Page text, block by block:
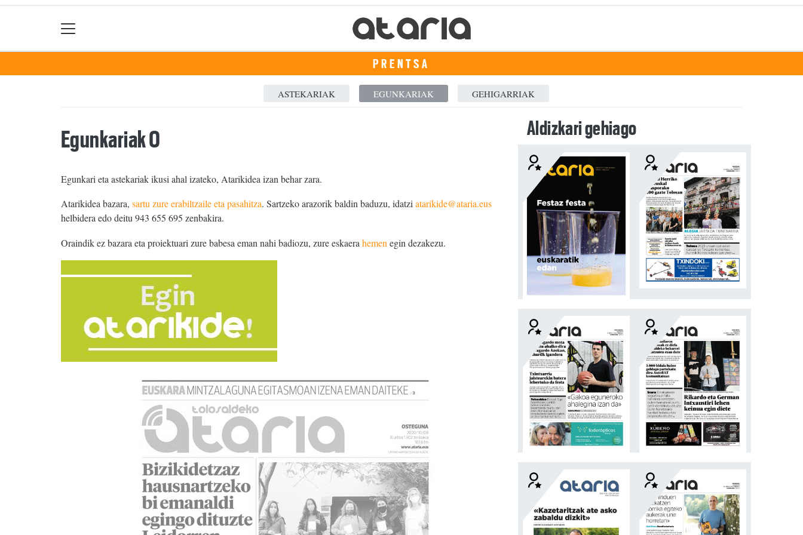
PRENTSA
ASTEKARIAK EGUNKARIAK GEHIGARRIAK
Egunkariak 0
Egunkari eta astekariak ikusi ahal izateko, Atarikidea izan behar zara.
Atarikidea bazara, sartu zure erabiltzaile eta pasahitza. Sartzeko arazorik baldin baduzu, idatziatarikide@ataria.eus
helbidera edo deitu 943 655 695 zenbakira.
Oraindik ez bazara eta proiektuari zure babesa eman nahi badiozu, zure eskaera hemen egin dezakezu.
Aldizkari gehiago